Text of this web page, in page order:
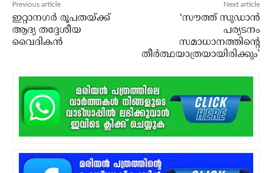
Previous article
ഇറ്റാനഗര്‍ രൂപതയ്ക്ക്
ആദ്യ തദ്ദേശീയ
വൈദികന്‍
Next article
‘സൗത്ത് സുഡാന്‍
പര്യടനം
സമാധാനത്തിന്റെ
തീര്‍ത്ഥയാത്രയായിരിക്കും’